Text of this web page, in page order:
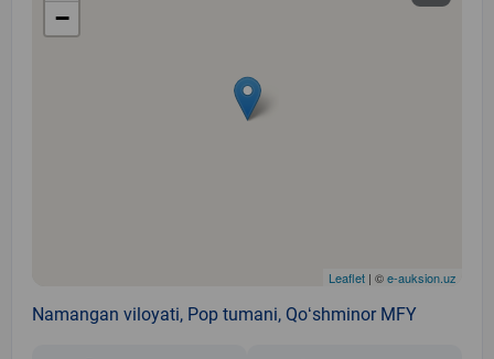
−
Leaflet | ©e-auksion.uz
Namangan viloyati, Pop tumani, Qoʻshminor MFY